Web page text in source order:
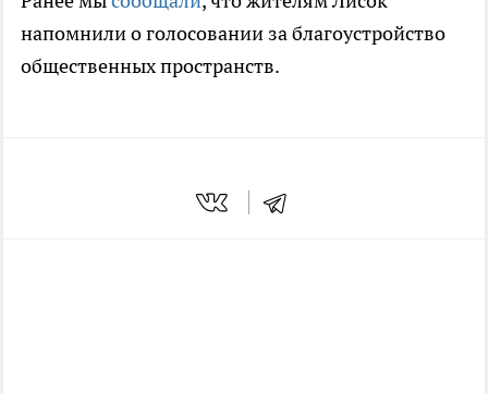
напомнили о голосовании за благоустройство
общественных пространств.